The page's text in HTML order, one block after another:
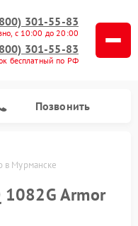
301-55-83
с 10:00 до 20:00
301-55-83
бесплатный по РФ
Позвонить
в Мурманске
1082G Armor